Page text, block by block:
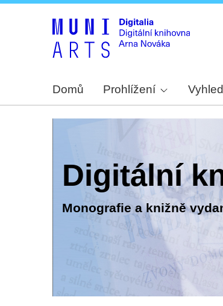
Domů Prohlížení
Digitální
Monografie a knižně